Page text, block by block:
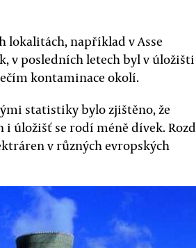
lokalitách, například v Asse
v posledních letech byl v úložišti
kontaminace okolí.
statistiky bylo zjištěno, že
úložišť se rodí méně dívek.
v různých evropských